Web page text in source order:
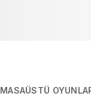
MASAÜSTÜ